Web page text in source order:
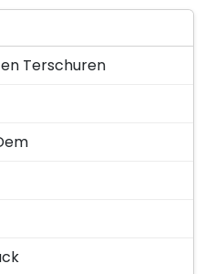
Terschuren